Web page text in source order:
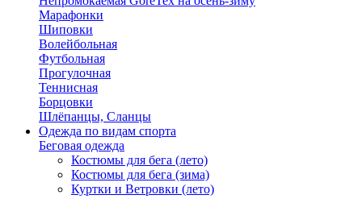
Марафонки
Шиповки
Волейбольная
Футбольная
Прогулочная
Теннисная
Борцовки
Шлёпанцы, Сланцы
Одежда по видам спорта
Беговая одежда
Костюмы для бега (лето)
Костюмы для бега (зима)
Куртки и Ветровки (лето)